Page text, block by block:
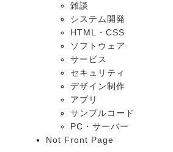
雑談
システム開発
HTML・CSS
ソフトウェア
サービス
セキュリティ
デザイン制作
アプリ
サンプルコード
PC・サーバー
Not Front Page